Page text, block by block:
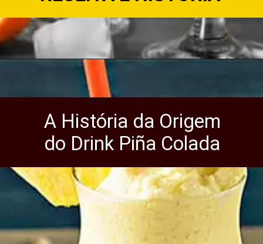
A História da Origem
do Drink Piña Colada